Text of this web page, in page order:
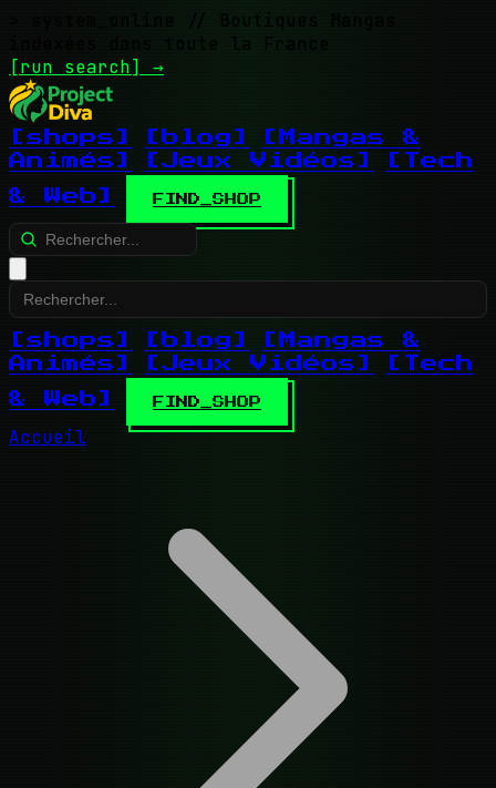
// Boutiques Mangas
indexées dans toute la France
[run search] →
[shops] [blog]
[Mangas &
Animés]
[Jeux Vidéos]
[Tech
& Web]
FIND_SHOP
[shops] [blog]
[Mangas &
Animés]
[Jeux Vidéos]
[Tech
& Web]
FIND_SHOP
Accueil